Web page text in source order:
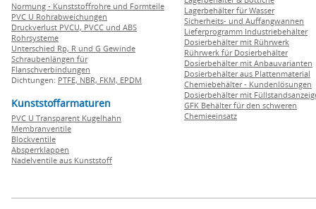
Normung - Kunststoffrohre und Formteile
PVC U Rohrabweichungen
Druckverlust PVCU, PVCC und ABS
Rohrsysteme
Unterschied Rp, R und G Gewinde
Schraubenlängen für
Flanschverbindungen
Dichtungen: PTFE, NBR, FKM, EPDM
Kunststoffarmaturen
PVC U Transparent Kugelhahn
Membranventile
Blockventile
Absperrklappen
Nadelventile aus Kunststoff
Lagerbehälter für Wasser
Sicherheits- und Auffangwannen
Lieferprogramm Industriebehälter
Dosierbehälter mit Rührwerk
Rührwerk für Dosierbehälter
Dosierbehälter mit Anbauvarianten
Dosierbehälter aus Plattenmaterial
Chemiebehälter - Kundenlösungen
Dosierbehälter mit
GFK Behälter für den schweren
Chemieeinsatz